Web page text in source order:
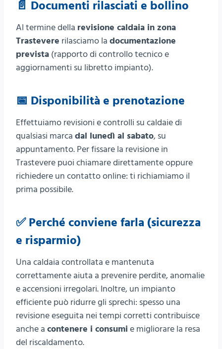
📄 Documenti rilasciati e bollino
Al termine della revisione caldaia in zona
Trastevere rilasciamo la documentazione
prevista (rapporto di controllo tecnico e
aggiornamenti su libretto impianto).
📅 Disponibilità e prenotazione
Effettuiamo revisioni e controlli su caldaie di
qualsiasi marca dal lunedì al sabato, su
appuntamento. Per fissare la revisione in
Trastevere puoi chiamare direttamente oppure
richiedere un contatto online: ti richiamiamo il
prima possibile.
✅ Perché conviene farla (sicurezza
e risparmio)
Una caldaia controllata e mantenuta
correttamente aiuta a prevenire perdite, anomalie
e accensioni irregolari. Inoltre, un impianto
efficiente può ridurre gli sprechi: spesso una
revisione eseguita nei tempi corretti contribuisce
anche a contenere i consumi e migliorare la resa
del riscaldamento.